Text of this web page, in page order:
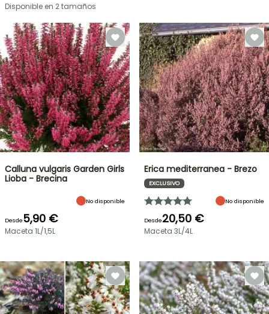
Disponible en 2 tamaños
Calluna vulgaris Garden Girls
Lioba - Brecina
No disponible
Desde5,90 €
Maceta 1L/1,5L
Erica mediterranea - Brezo
EXCLUSIVO
No disponible
Desde20,50 €
Maceta 3L/4L